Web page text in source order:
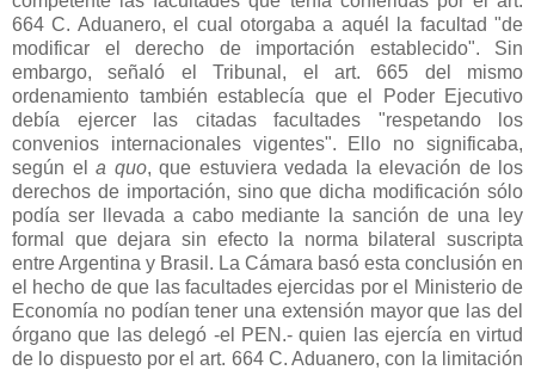
664 C. Aduanero, el cual otorgaba a aquél la facultad "de
modificar el derecho de importación establecido". Sin
embargo, señaló el Tribunal, el art. 665 del mismo
ordenamiento también establecía que el Poder Ejecutivo
debía ejercer las citadas facultades "respetando los
convenios internacionales vigentes". Ello no significaba,
según el a quo, que estuviera vedada la elevación de los
derechos de importación, sino que dicha modificación sólo
podía ser llevada a cabo mediante la sanción de una ley
formal que dejara sin efecto la norma bilateral suscripta
entre Argentina y Brasil. La Cámara basó esta conclusión en
el hecho de que las facultades ejercidas por el Ministerio de
Economía no podían tener una extensión mayor que las del
órgano que las delegó -el PEN.- quien las ejercía en virtud
de lo dispuesto por el art. 664 C. Aduanero, con la limitación